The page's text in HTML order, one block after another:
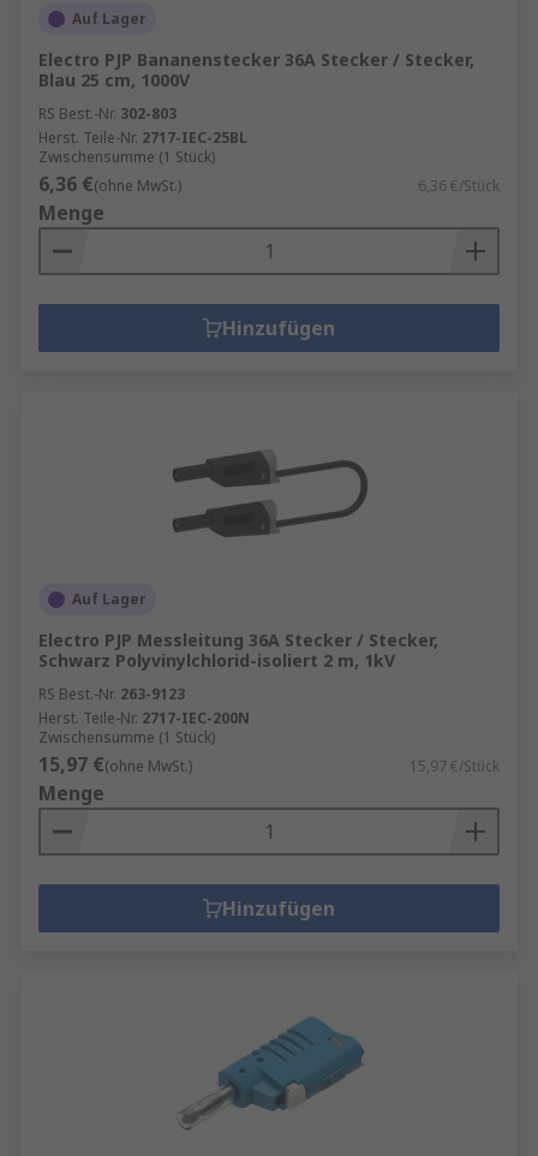
Auf Lager
Electro PJP Bananenstecker 36A Stecker / Stecker,
Blau 25 cm, 1000V
RS Best.-Nr. 302-803
Herst. Teile-Nr. 2717-IEC-25BL
Zwischensumme (1 Stück)
6,36 €(ohne MwSt.) 6,36 €/Stück
Menge
Hinzufügen
Auf Lager
Electro PJP Messleitung 36A Stecker / Stecker,
Schwarz Polyvinylchlorid-isoliert 2 m, 1kV
RS Best.-Nr. 263-9123
Herst. Teile-Nr. 2717-IEC-200N
Zwischensumme (1 Stück)
15,97 €(ohne MwSt.) 15,97 €/Stück
Menge
Hinzufügen